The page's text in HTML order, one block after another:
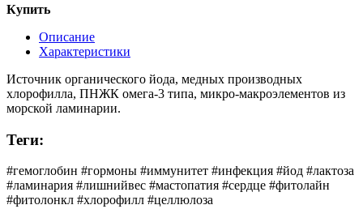
Купить
Описание
Характеристики
Источник органического йода, медных производных
хлорофилла, ПНЖК омега-3 типа, микро-макроэлементов из
морской ламинарии.
Теги:
#гемоглобин #гормоны #иммунитет #инфекция #йод #лактоза
#ламинария #лишнийвес #мастопатия #сердце #фитолайн
#фитолонкл #хлорофилл #целлюлоза